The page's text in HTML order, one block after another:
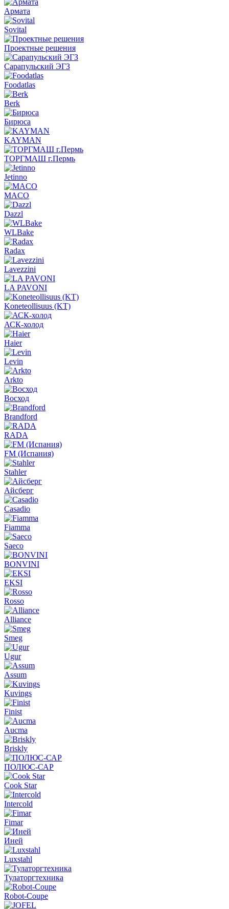
Армата
Sovital
Проектные решения
Сарапульский ЭГЗ
Foodatlas
Berk
Бирюса
KAYMAN
ТОРГМАШ г.Пермь
Jetinno
MACO
Dazzl
WLBake
Radax
Lavezzini
LA PAVONI
Koneteollisuus (KT)
АСК-холод
Haier
Levin
Arkto
Восход
Brandford
RADA
FM (Испания)
Stahler
Айсберг
Casadio
Fiamma
Saeco
BONVINI
EKSI
Rosso
Alliance
Smeg
Ugur
Assum
Kuvings
Finist
Aucma
Briskly
ПОЛЮС-САР
Cook Star
Intercold
Fimar
Иней
Luxstahl
Тулаторгтехника
Robot-Coupe